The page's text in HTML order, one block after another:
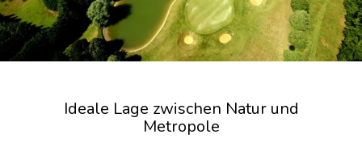
Ideale Lage zwischen Natur und
Metropole